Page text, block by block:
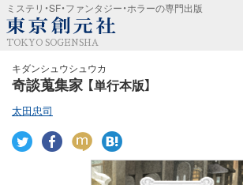
ミステリ・SF・ファンタジー・ホラーの専門出版
TOKYO SOGENSHA
キダンシュウシュウカ
奇談蒐集家 【単行本版】
太田忠司